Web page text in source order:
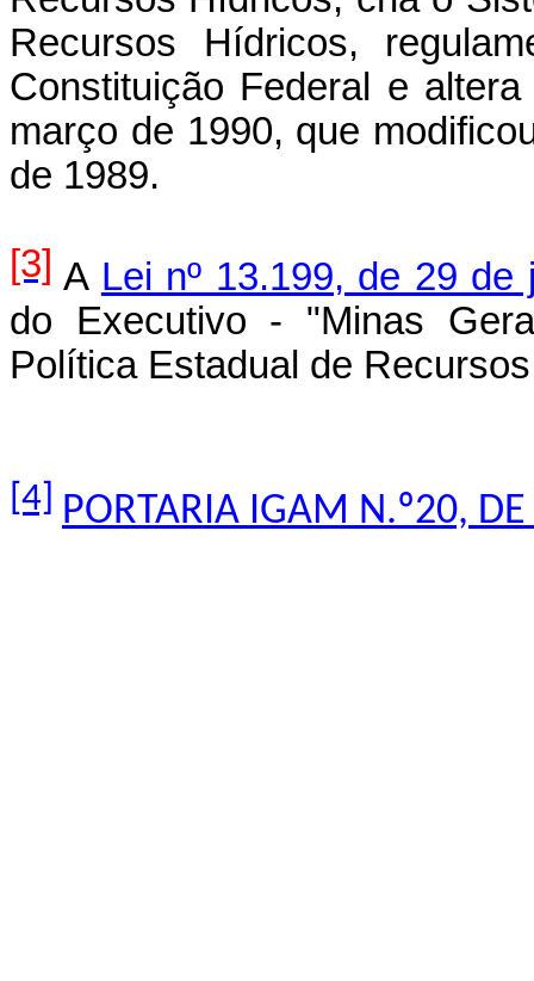
Recursos Hídricos,
Constituição Federal e
março de 1990, que
de 1989.
[3] A Lei nº 13.199, de 29 de
do Executivo - "Minas
Política Estadual de
[4] PORTARIA IGAM N.º20,